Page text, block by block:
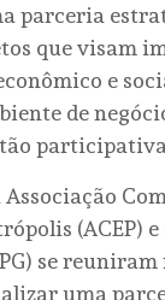
parceria
que visam
e
de
(ACEP)
se
uma